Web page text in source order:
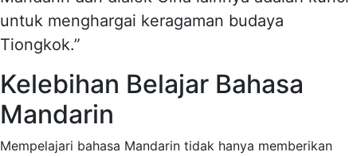
untuk menghargai keragaman budaya
Tiongkok.”
Kelebihan Belajar Bahasa
Mandarin
Mempelajari bahasa Mandarin tidak hanya memberikan